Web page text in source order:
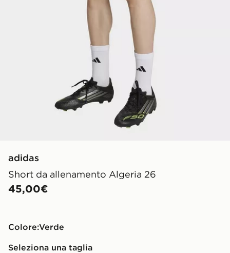
adidas
Short da allenamento Algeria 26
45,00€
Colore: Verde
Seleziona una taglia